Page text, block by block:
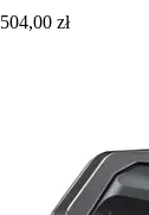
504,00 zł